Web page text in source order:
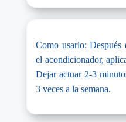
Como usarlo:
el acondicionador,
Dejar actuar 2-3
3 veces a la semana.